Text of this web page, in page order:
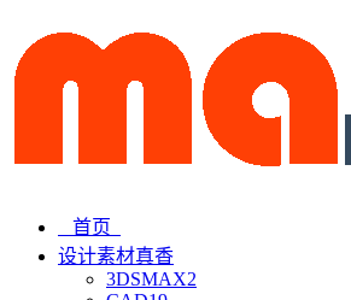
首页
设计素材真香
3DSMAX2